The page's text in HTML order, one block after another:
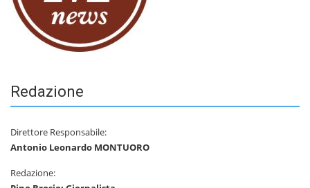
Redazione
Direttore Responsabile:
Antonio Leonardo MONTUORO
Redazione: